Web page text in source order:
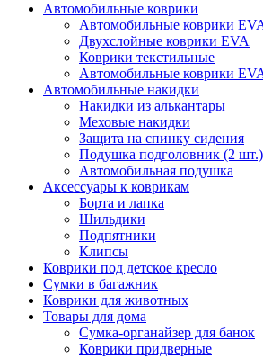
Автомобильные коврики
Автомобильные коврики
Двухслойные коврики EVA
Коврики текстильные
Автомобильные коврики
Автомобильные накидки
Накидки из алькантары
Меховые накидки
Защита на спинку сидения
Подушка подголовник (2 шт.)
Автомобильная подушка
Аксессуары к коврикам
Борта и лапка
Шильдики
Подпятники
Клипсы
Коврики под детское кресло
Сумки в багажник
Коврики для животных
Товары для дома
Сумка-органайзер для банок
Коврики придверные